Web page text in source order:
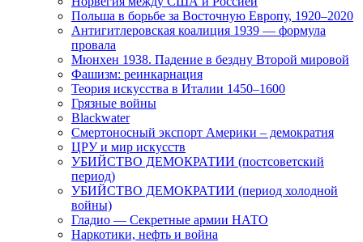
Польша в борьбе за Восточную Европу, 1920–2020
Антигитлеровская коалиция 1939 — формула
провала
Мюнхен 1938. Падение в бездну Второй мировой
Фашизм: реинкарнация
Теория искусства в Италии 1450–1600
Грязные войны
Blackwater
Смертоносный экспорт Америки – демократия
ЦРУ и мир искусств
УБИЙСТВО ДЕМОКРАТИИ (постсоветский
период)
УБИЙСТВО ДЕМОКРАТИИ (период холодной
войны)
Гладио — Секретные армии НАТО
Наркотики, нефть и война